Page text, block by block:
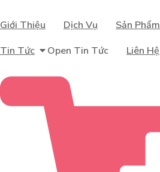
Giới Thiệu Dịch Vụ Sản Phẩm
Tin Tức
Open Tin Tức Liên Hệ